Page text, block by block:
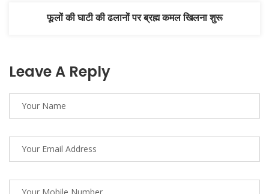
फूलों की घाटी की ढलानों पर ब्रह्म कमल खिलना शुरू
Leave A Reply